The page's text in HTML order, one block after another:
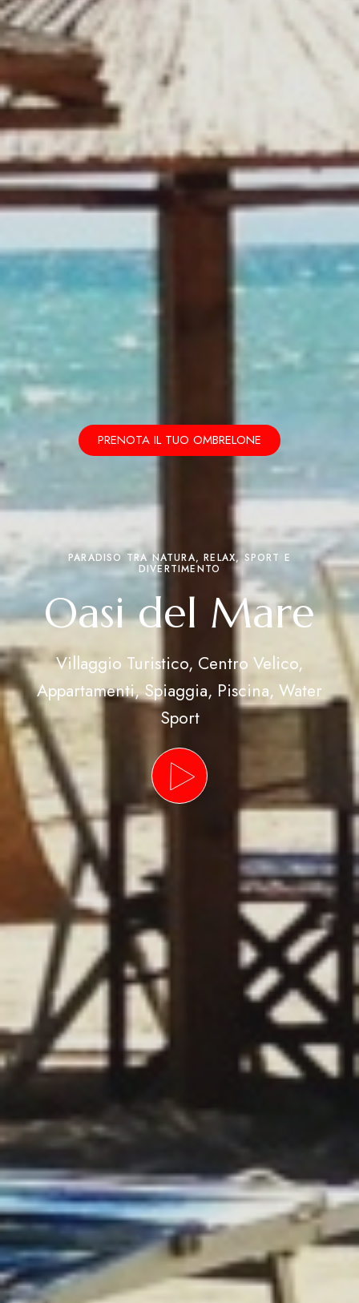
PRENOTA IL TUO OMBRELONE
PARADISO TRA NATURA, RELAX, SPORT E
DIVERTIMENTO
Oasi del Mare
Villaggio Turistico, Centro Velico,
Appartamenti, Spiaggia, Piscina, Water
Sport